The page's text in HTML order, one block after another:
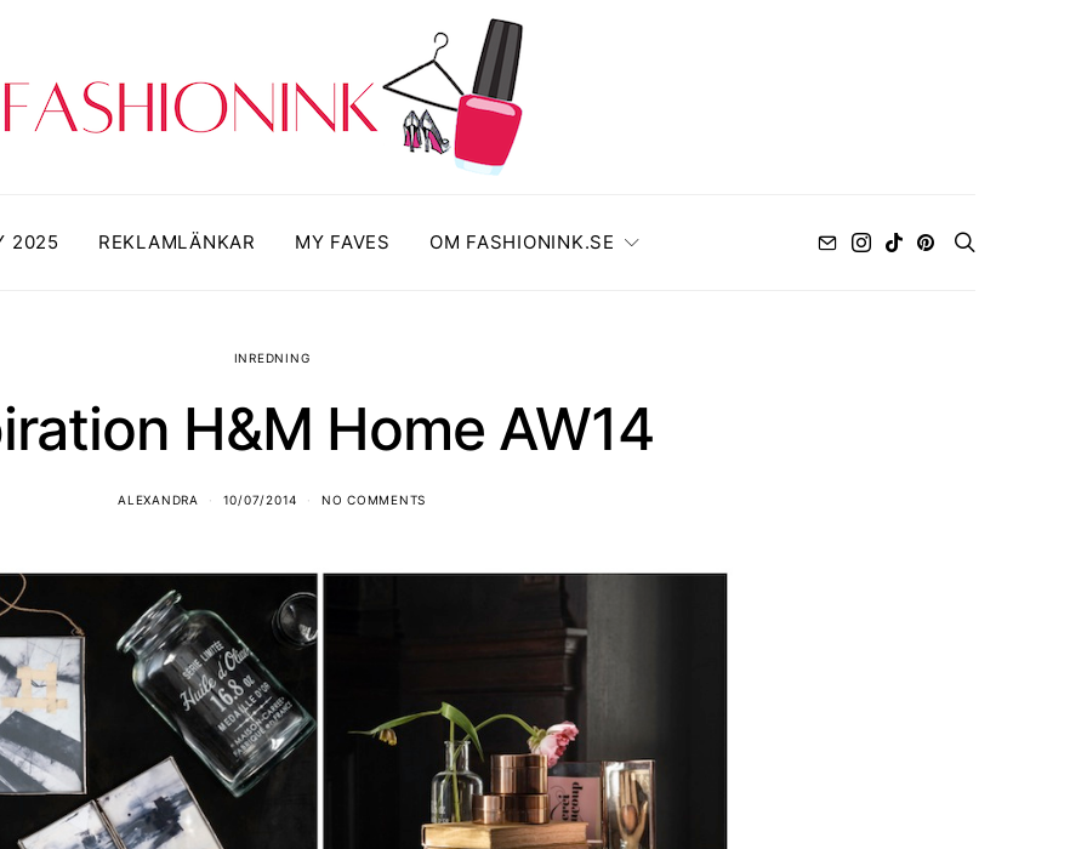
2025 REKLAMLÄNKAR MY FAVES OM FASHIONINK.SE
INREDNING
H&M Home AW14
ALEXANDRA 10/07/2014 NO COMMENTS